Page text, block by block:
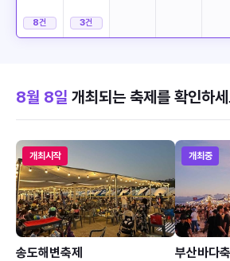
8건 3건
8월 8일 개최되는 축제를 확인하
개최시작
송도해변축제
개최중
부산바다